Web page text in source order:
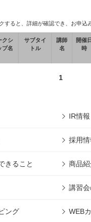
すると、詳細が確認でき、お申込
クシ
プ名
サブタイ
トル
講師
名
開催日
時
1
IR情報
採用情
きること 商品紹
講習
ング WEB